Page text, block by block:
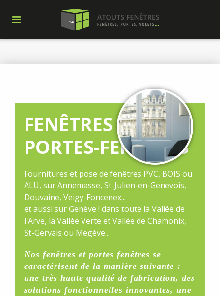
FENÊTRES ET
PORTES-FENÊTRES
Fournitures et pose de fenêtres PVC, BOIS ou
ALU, sur Annemasse, St-Julien-en-Genevois,
Douvaine, Veigy-Foncenex...
et aussi sur Genève ! dans toute la Vallée de
l'Arve, la Vallée Verte et Vallée de Chamonix,
St-Gervais ou Megève...
Nos fenêtres et portes fenêtres se
caractérisent de la manière suivante :
une très haute qualité de fabrication, des
solutions fonctionnelles innovantes, une